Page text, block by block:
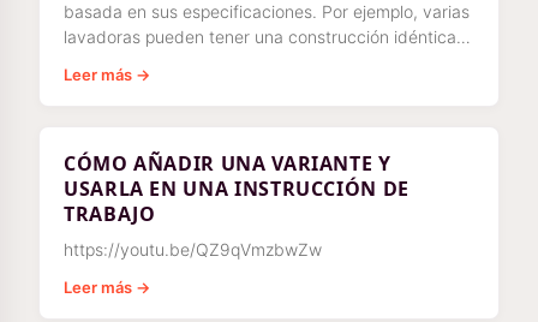
basada en sus especificaciones. Por ejemplo, varias
lavadoras pueden tener una construcción idéntica,
Leer más →
CÓMO AÑADIR UNA VARIANTE Y
USARLA EN UNA INSTRUCCIÓN DE
TRABAJO
https://youtu.be/QZ9qVmzbwZw
Leer más →